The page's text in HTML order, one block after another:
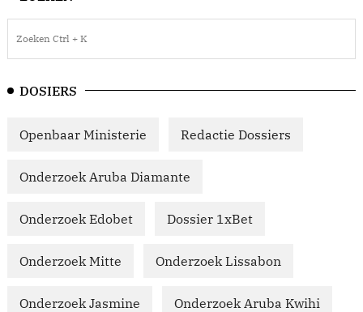
DOSIERS
Openbaar Ministerie Redactie Dossiers
Onderzoek Aruba Diamante
Onderzoek Edobet Dossier 1xBet
Onderzoek Mitte Onderzoek Lissabon
Onderzoek Jasmine Onderzoek Aruba Kwihi